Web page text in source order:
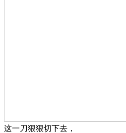
这一刀狠狠切下去，